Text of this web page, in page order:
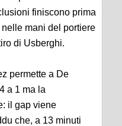
finiscono prima
mani del portiere
di Usberghi.
permette a De
a 1 ma la
il gap viene
che, a 13 minuti